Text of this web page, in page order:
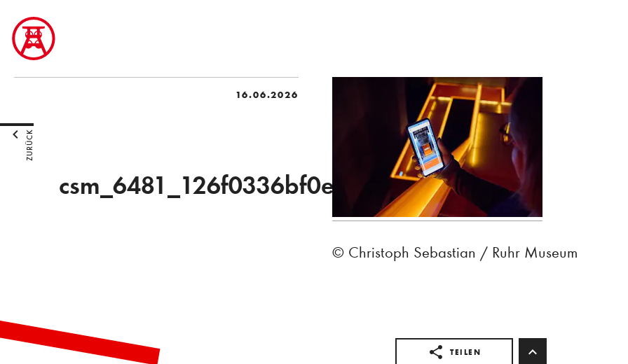
16.06.2026
csm_6481_126f0336bf0e002_f89fe680aa
© Christoph Sebastian / Ruhr Museum
TEILEN
ZURÜCK